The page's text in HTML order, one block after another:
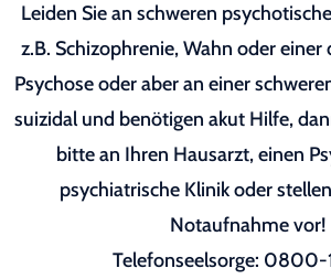
Leiden Sie an schweren
z.B. Schizophrenie, Wahn oder
Psychose oder aber an einer
suizidal und benötigen akut Hilfe,
bitte an Ihren Hausarzt, einen
psychiatrische Klinik oder
Notaufnahme vor!
Telefonseelsorge: 0800-